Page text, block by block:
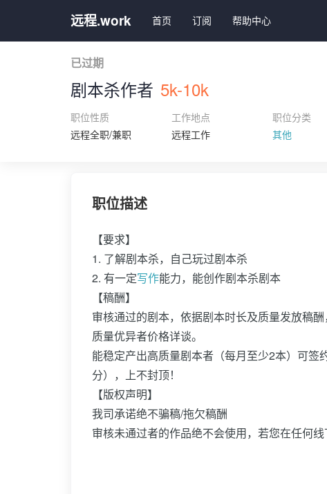
远程.work 首页 订阅 帮助中心
已过期
剧本杀作者 5k-10k
职位性质
远程全职/兼职
工作地点
远程工作
职位分类
其他
职位描述
【要求】
1. 了解剧本杀，自己玩过剧本杀
2. 有一定写作能力，能创作剧本杀剧本
【稿酬】
审核通过的剧本，依据剧本时长及质量发放稿酬
质量优异者价格详谈。
能稳定产出高质量剧本者（每月至少2本）可
分），上不封顶！
【版权声明】
我司承诺绝不骗稿/拖欠稿酬
审核未通过者的作品绝不会使用，若您在任何